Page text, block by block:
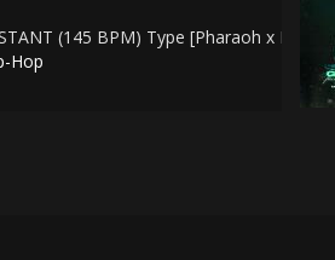
(145 BPM) Type [Pharaoh x
Hop